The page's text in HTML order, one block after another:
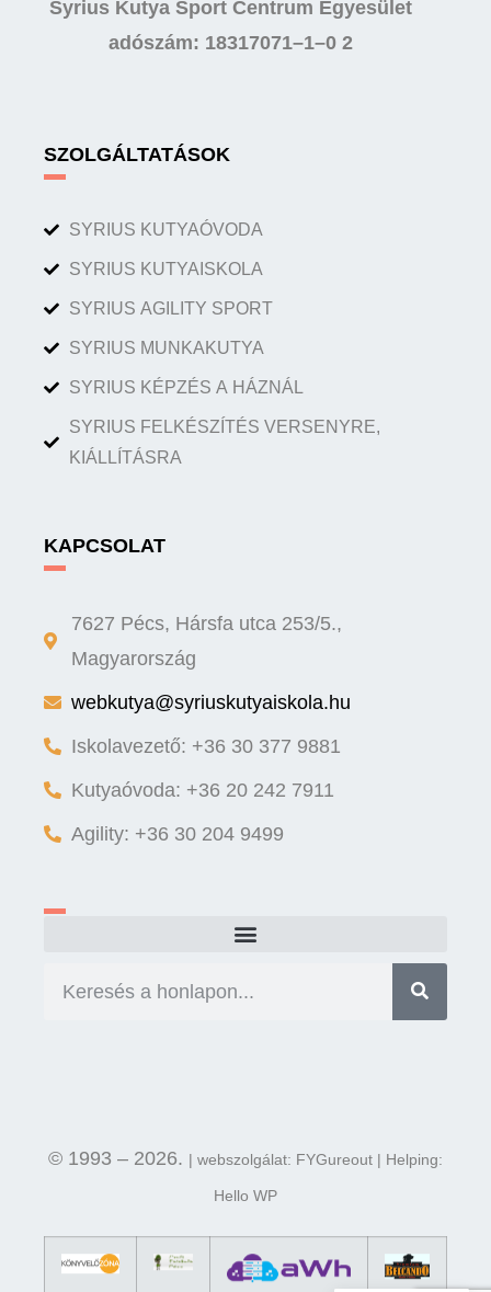
Syrius Kutya Sport Centrum Egyesület
adószám: 18317071–1–0 2
SZOLGÁLTATÁSOK
SYRIUS KUTYAÓVODA
SYRIUS KUTYAISKOLA
SYRIUS AGILITY SPORT
SYRIUS MUNKAKUTYA
SYRIUS KÉPZÉS A HÁZNÁL
SYRIUS FELKÉSZÍTÉS VERSENYRE,
KIÁLLÍTÁSRA
KAPCSOLAT
7627 Pécs, Hársfa utca 253/5.,
Magyarország
webkutya@syriuskutyaiskola.hu
Iskolavezető: +36 30 377 9881
Kutyaóvoda: +36 20 242 7911
Agility: +36 30 204 9499
© 1993 – 2026. | webszolgálat: FYGureout | Helping:
Hello WP